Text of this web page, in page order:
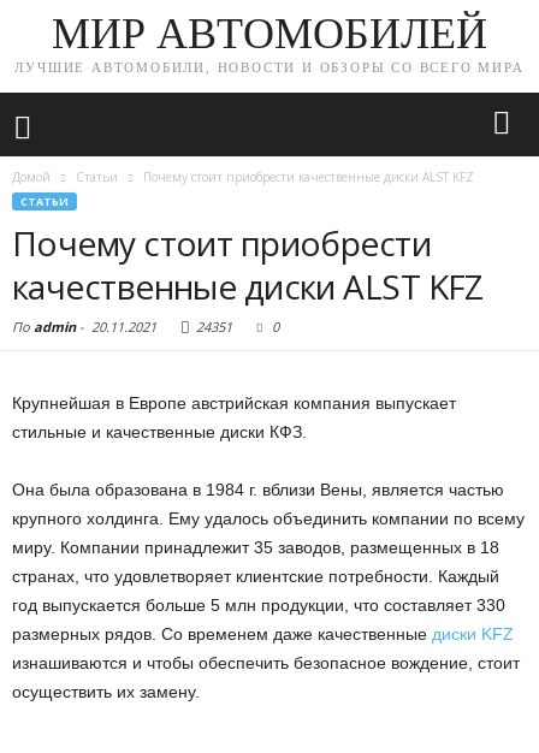
МИР АВТОМОБИЛЕЙ
ЛУЧШИЕ АВТОМОБИЛИ, НОВОСТИ И ОБЗОРЫ СО ВСЕГО МИРА
Домой Статьи Почему стоит приобрести качественные диски ALST KFZ
СТАТЬИ
Почему стоит приобрести
качественные диски ALST KFZ
По admin- 20.11.2021 24351 0
Крупнейшая в Европе австрийская компания выпускает
стильные и качественные диски КФЗ.
Она была образована в 1984 г. вблизи Вены, является частью
крупного холдинга. Ему удалось объединить компании по всему
миру. Компании принадлежит 35 заводов, размещенных в 18
странах, что удовлетворяет клиентские потребности. Каждый
год выпускается больше 5 млн продукции, что составляет 330
размерных рядов. Со временем даже качественные диски KFZ
изнашиваются и чтобы обеспечить безопасное вождение, стоит
осуществить их замену.